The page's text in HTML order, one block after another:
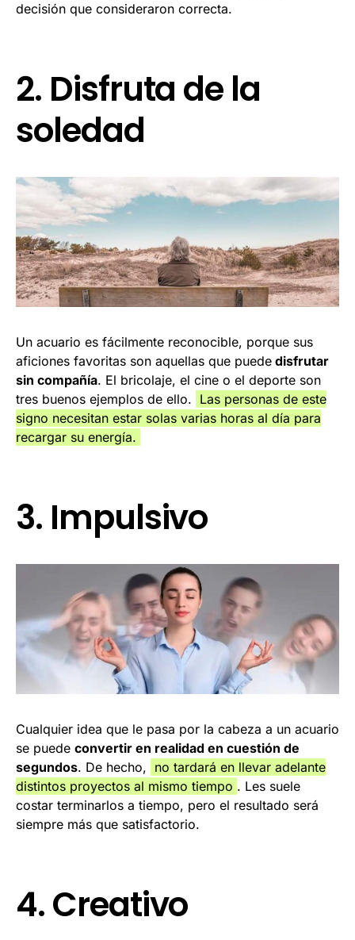
decisión que consideraron correcta.
2. Disfruta de la
soledad
Un acuario es fácilmente reconocible, porque sus
aficiones favoritas son aquellas que puede disfrutar
sin compañía. El bricolaje, el cine o el deporte son
tres buenos ejemplos de ello. Las personas de este
signo necesitan estar solas varias horas al día para
recargar su energía.
3. Impulsivo
Cualquier idea que le pasa por la cabeza a un acuario
se puede convertir en realidad en cuestión de
segundos. De hecho, no tardará en llevar adelante
distintos proyectos al mismo tiempo . Les suele
costar terminarlos a tiempo, pero el resultado será
siempre más que satisfactorio.
4. Creativo